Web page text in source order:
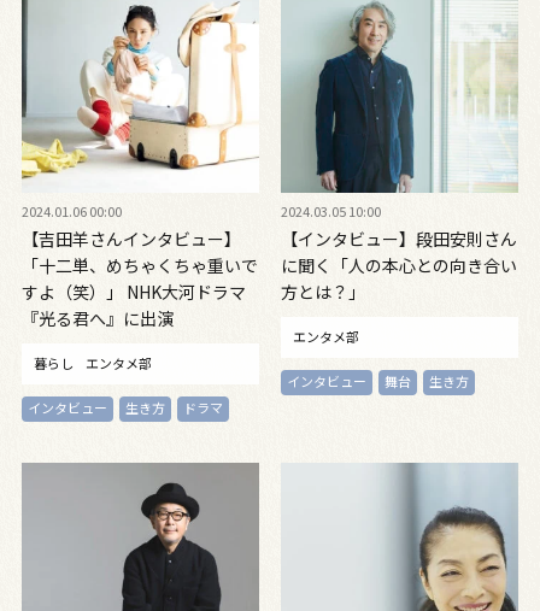
2024.01.06 00:00
【吉田羊さんインタビュー】
「十二単、めちゃくちゃ重いで
すよ（笑）」 NHK大河ドラマ
『光る君へ』に出演
暮らし エンタメ部
インタビュー 生き方 ドラマ
2024.03.05 10:00
【インタビュー】段田安則さん
に聞く「人の本心との向き合い
方とは？」
エンタメ部
インタビュー 舞台 生き方